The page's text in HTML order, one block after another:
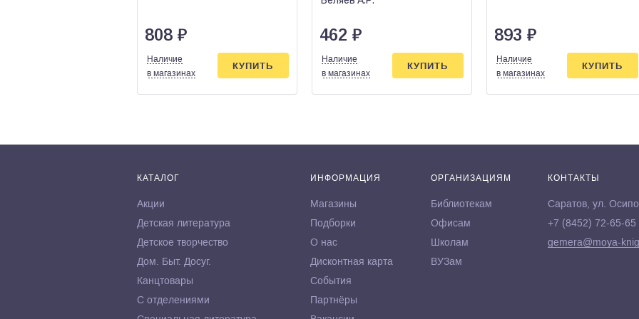
808 ₽
Наличие
в магазинах
КУПИТЬ
462 ₽
Наличие
в магазинах
КУПИТЬ
893 ₽
Наличие
в магазинах
КУПИТЬ
КАТАЛОГ
Акции
Детская литература
Детское творчество
Дом. Быт. Досуг.
Канцтовары
С отделениями
ИНФОРМАЦИЯ
Магазины
Подборки
О нас
Дисконтная карта
События
Партнёры
ОРГАНИЗАЦИЯМ
Библиотекам
Офисам
Школам
ВУЗам
КОНТАКТЫ
Саратов, ул.
+7 (8452) 72-65-65
gemera@moya-